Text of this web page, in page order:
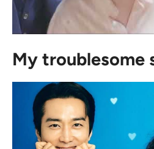
My troublesome